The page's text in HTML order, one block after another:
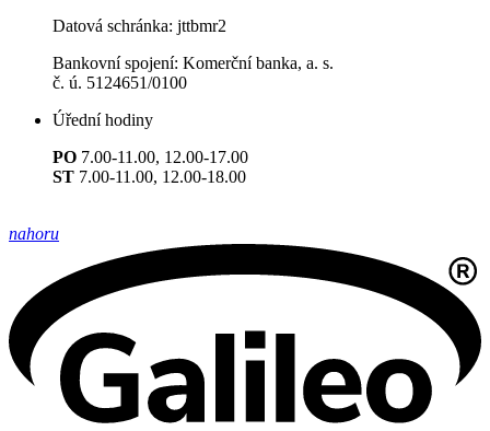
Datová schránka: jttbmr2
Bankovní spojení: Komerční banka, a. s.
č. ú. 5124651/0100
Úřední hodiny
PO 7.00-11.00, 12.00-17.00
ST 7.00-11.00, 12.00-18.00
nahoru